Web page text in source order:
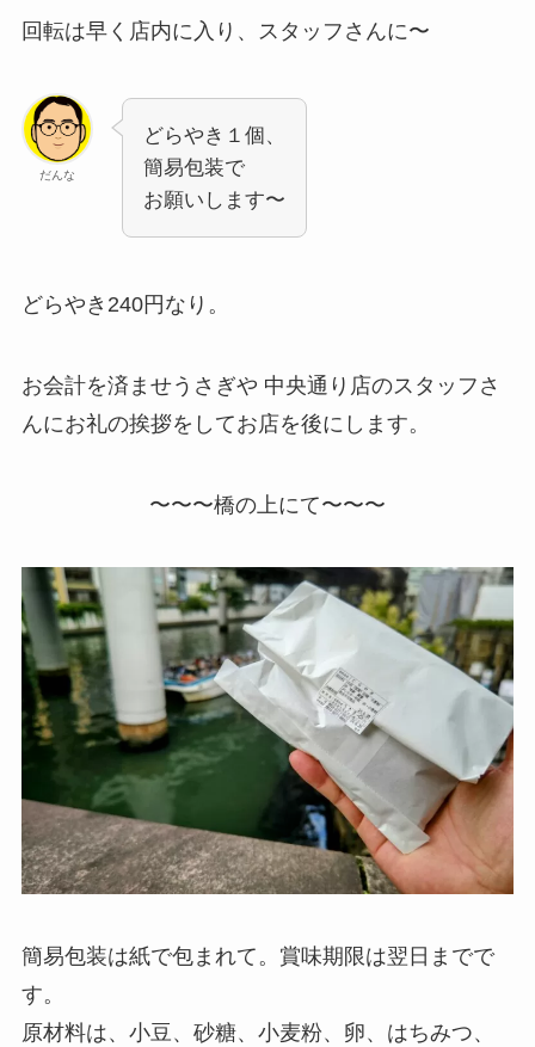
回転は早く店内に入り、スタッフさんに〜
だんな
どらやき１個、
簡易包装で
お願いします〜
どらやき240円なり。
お会計を済ませうさぎや 中央通り店のスタッフさ
んにお礼の挨拶をしてお店を後にします。
〜〜〜橋の上にて〜〜〜
簡易包装は紙で包まれて。賞味期限は翌日までで
す。
原材料は、小豆、砂糖、小麦粉、卵、はちみつ、